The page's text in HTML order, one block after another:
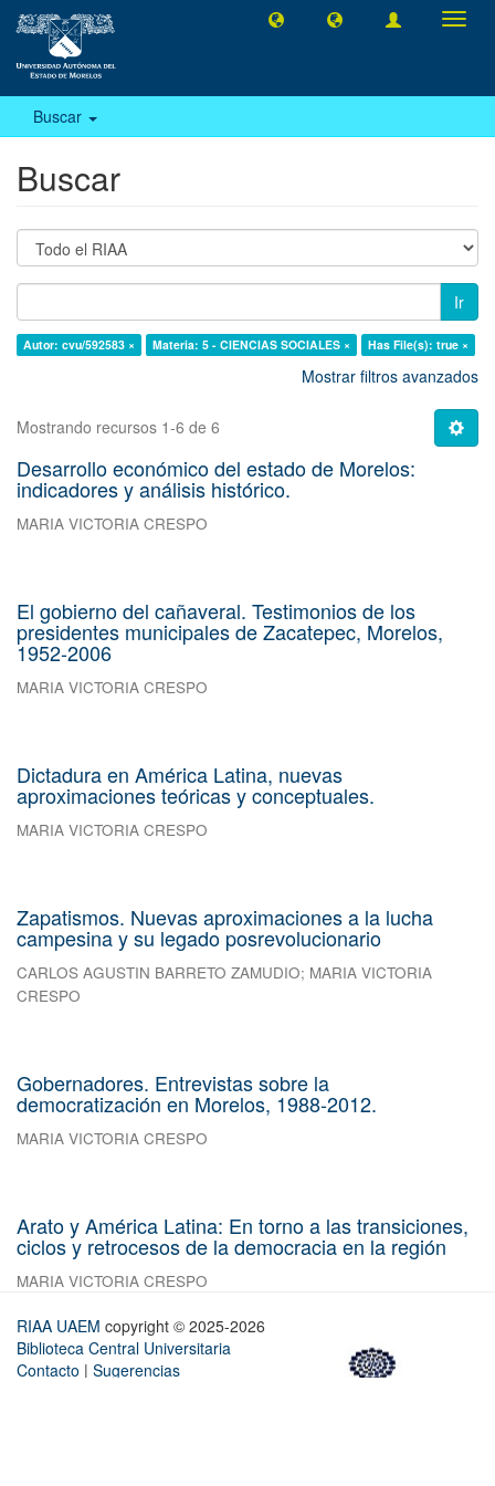
Buscar
Buscar
Ir
Autor: cvu/592583 × Materia: 5 - CIENCIAS SOCIALES × Has File(s): true ×
Mostrar filtros avanzados
Mostrando recursos 1-6 de 6
Desarrollo económico del estado de Morelos:
indicadores y análisis histórico.
MARIA VICTORIA CRESPO
El gobierno del cañaveral. Testimonios de los
presidentes municipales de Zacatepec, Morelos,
1952-2006
MARIA VICTORIA CRESPO
Dictadura en América Latina, nuevas
aproximaciones teóricas y conceptuales.
MARIA VICTORIA CRESPO
Zapatismos. Nuevas aproximaciones a la lucha
campesina y su legado posrevolucionario
CARLOS AGUSTIN BARRETO ZAMUDIO; MARIA VICTORIA
CRESPO
Gobernadores. Entrevistas sobre la
democratización en Morelos, 1988-2012.
MARIA VICTORIA CRESPO
Arato y América Latina: En torno a las transiciones,
ciclos y retrocesos de la democracia en la región
MARIA VICTORIA CRESPO
RIAA UAEM copyright © 2025-2026
Biblioteca Central Universitaria
Contacto | Sugerencias